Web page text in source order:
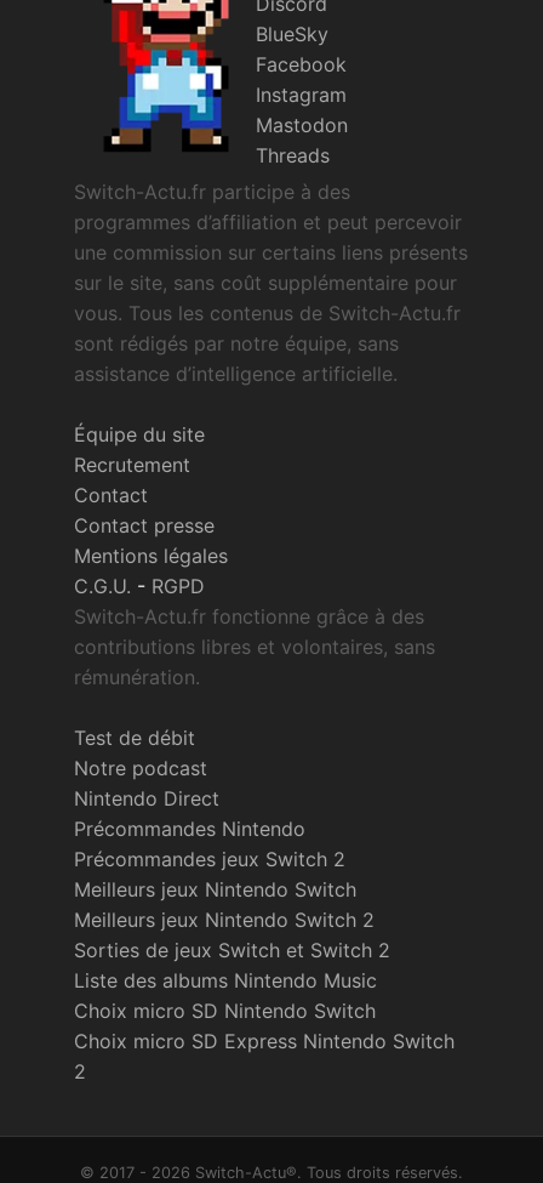
BlueSky
Facebook
Instagram
Mastodon
Threads
Switch-Actu.fr participe à des
programmes d’affiliation et peut percevoir
une commission sur certains liens présents
sur le site, sans coût supplémentaire pour
vous. Tous les contenus de Switch-Actu.fr
sont rédigés par notre équipe, sans
assistance d’intelligence artificielle.
Équipe du site
Recrutement
Contact
Contact presse
Mentions légales
C.G.U. - RGPD
Switch-Actu.fr fonctionne grâce à des
contributions libres et volontaires, sans
rémunération.
Test de débit
Notre podcast
Nintendo Direct
Précommandes Nintendo
Précommandes jeux Switch 2
Meilleurs jeux Nintendo Switch
Meilleurs jeux Nintendo Switch 2
Sorties de jeux Switch et Switch 2
Liste des albums Nintendo Music
Choix micro SD Nintendo Switch
Choix micro SD Express Nintendo Switch
2
© 2017 - 2026 Switch-Actu®. Tous droits réservés.